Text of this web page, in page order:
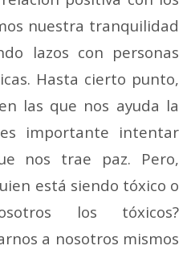
nuestra tranquilidad
lazos con personas
Hasta cierto punto,
las que nos ayuda la
importante intentar
nos trae paz. Pero,
está siendo tóxico o
los tóxicos?
a nosotros mismos